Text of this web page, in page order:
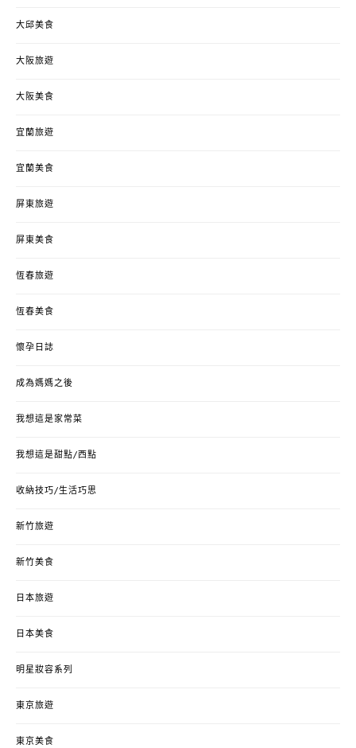
大邱美食
大阪旅遊
大阪美食
宜蘭旅遊
宜蘭美食
屏東旅遊
屏東美食
恆春旅遊
恆春美食
懷孕日誌
成為媽媽之後
我想這是家常菜
我想這是甜點/西點
收納技巧/生活巧思
新竹旅遊
新竹美食
日本旅遊
日本美食
明星妝容系列
東京旅遊
東京美食